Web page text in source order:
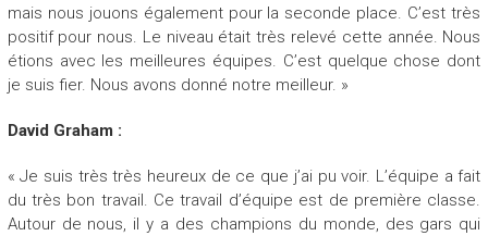
mais nous jouons également pour la seconde place. C’est très
positif pour nous. Le niveau était très relevé cette année. Nous
étions avec les meilleures équipes. C’est quelque chose dont
je suis fier. Nous avons donné notre meilleur. »
David Graham :
« Je suis très très heureux de ce que j’ai pu voir. L’équipe a fait
du très bon travail. Ce travail d’équipe est de première classe.
Autour de nous, il y a des champions du monde, des gars qui